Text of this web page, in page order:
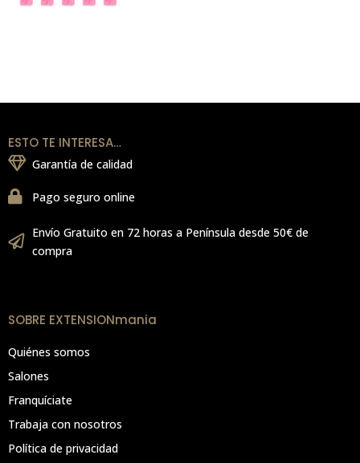
ESTO TE INTERESA…
Garantía de calidad
Pago seguro online
Envío Gratuito en 72 horas a Península desde 50€ de
compra
SOBRE EXTENSIONmania
Quiénes somos
Salones
Franquíciate
Trabaja con nosotros
Política de privacidad